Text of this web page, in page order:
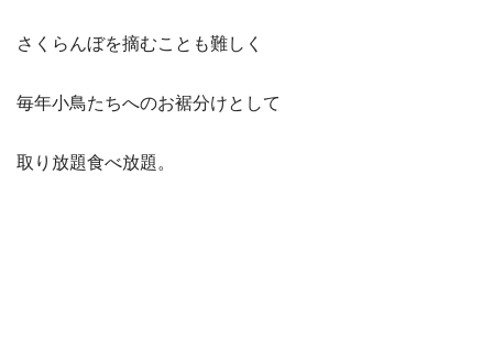
さくらんぼを摘むことも難しく
毎年小鳥たちへのお裾分けとして
取り放題食べ放題。